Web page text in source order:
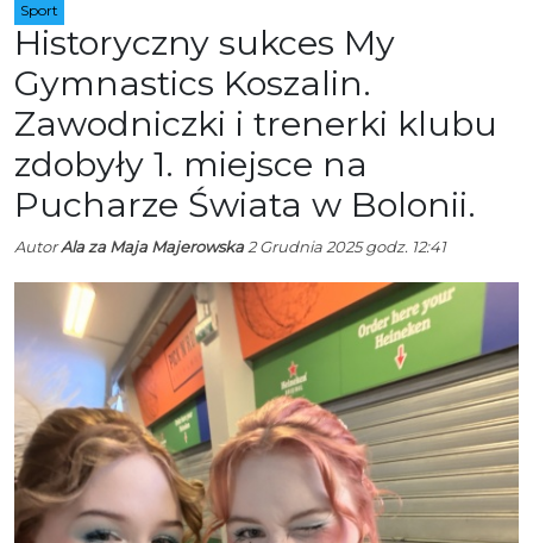
Sport
Historyczny sukces My
Gymnastics Koszalin.
Zawodniczki i trenerki klubu
zdobyły 1. miejsce na
Pucharze Świata w Bolonii.
AutorAla za Maja Majerowska2 Grudnia 2025 godz. 12:41